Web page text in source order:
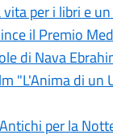
per i libri e
il Premio
di Nava
"L'Anima di un
per la